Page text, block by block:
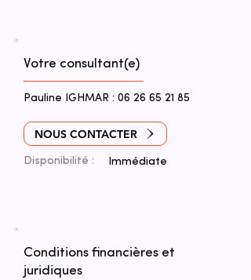
Votre consultant(e)
Pauline IGHMAR : 06 26 65 21 85
NOUS CONTACTER
Disponibilité : Immédiate
Conditions financières et
juridiques